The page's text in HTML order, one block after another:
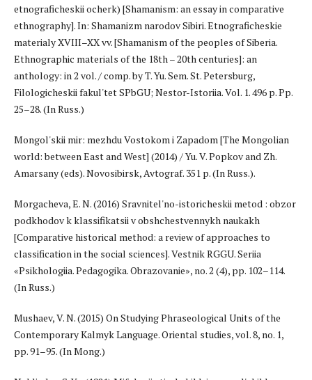
etnograficheskii ocherk) [Shamanism: an essay in comparative
ethnography]. In: Shamanizm narodov Sibiri. Etnograficheskie
materialy XVIII–XX vv. [Shamanism of the peoples of Siberia.
Ethnographic materials of the 18th – 20th centuries]: an
anthology: in 2 vol. / comp. by T. Yu. Sem. St. Petersburg,
Filologicheskii fakul'tet SPbGU; Nestor-Istoriia. Vol. 1. 496 p. Pp.
25–28. (In Russ.)
Mongol'skii mir: mezhdu Vostokom i Zapadom [The Mongolian
world: between East and West] (2014) / Yu. V. Popkov and Zh.
Amarsany (eds). Novosibirsk, Avtograf. 351 p. (In Russ.).
Morgacheva, E. N. (2016) Sravnitel'no-istoricheskii metod : obzor
podkhodov k klassifikatsii v obshchestvennykh naukakh
[Comparative historical method: a review of approaches to
classification in the social sciences]. Vestnik RGGU. Seriia
«Psikhologiia. Pedagogika. Obrazovanie», no. 2 (4), pp. 102–114.
(In Russ.)
Mushaev, V. N. (2015) On Studying Phraseological Units of the
Contemporary Kalmyk Language. Oriental studies, vol. 8, no. 1,
pp. 91–95. (In Mong.)